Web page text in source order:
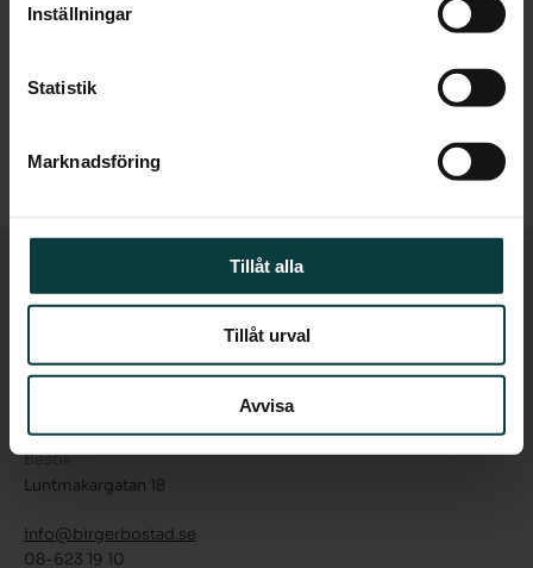
Inställningar
Statistik
Marknadsföring
Tillåt alla
Tillåt urval
Avvisa
med hög livskvalité. Vi planerar säljstart innan
sommaren 2016, säger Misha Moeremans d'Emaus,
Luntmakargatan 18
Besök
Luntmakargatan 18
info@birgerbostad.se
08-623 19 10